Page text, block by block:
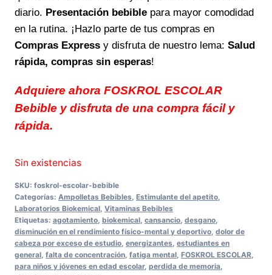
diario. Presentación bebible para mayor comodidad
en la rutina. ¡Hazlo parte de tus compras en
Compras Express y disfruta de nuestro lema: Salud
rápida, compras sin esperas!
Adquiere ahora FOSKROL ESCOLAR
Bebible y disfruta de una compra fácil y
rápida.
Sin existencias
SKU: foskrol-escolar-bebible
Categorías: Ampolletas Bebibles, Estimulante del apetito,
Laboratorios Biokemical, Vitaminas Bebibles
Etiquetas: agotamiento, biokemical, cansancio, desgano,
disminución en el rendimiento físico-mental y deportivo, dolor de
cabeza por exceso de estudio, energizantes, estudiantes en
general, falta de concentración, fatiga mental, FOSKROL ESCOLAR,
para niños y jóvenes en edad escolar, perdida de memoria,